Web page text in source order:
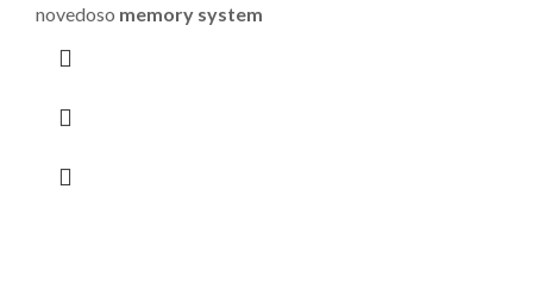
novedoso memory system